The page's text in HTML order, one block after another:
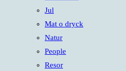
Jul
Mat o dryck
Natur
People
Resor